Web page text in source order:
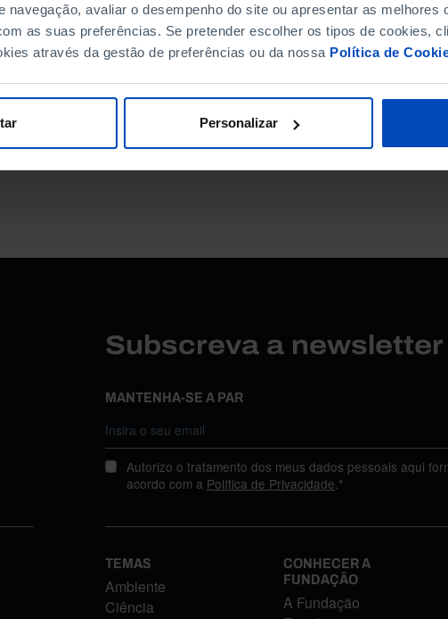
navegação, avaliar o desempenho do site ou apresentar as melhores
as suas preferências. Se pretender escolher os tipos de cookies,
através da gestão de preferências ou da nossa Política de
Personalizar
DATA DE FIM
Subscreva a
MANTENHA-SE A PAR
Autorizo o tratamento dos meus dados pessoais aqui
acordo com a Política de Privacidade.*
TEMAS
Ambiente
Ciência
CONHECER A
FUNDAÇÃO
A Fundação